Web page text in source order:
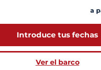
a
Introduce tus fechas
Ver el barco